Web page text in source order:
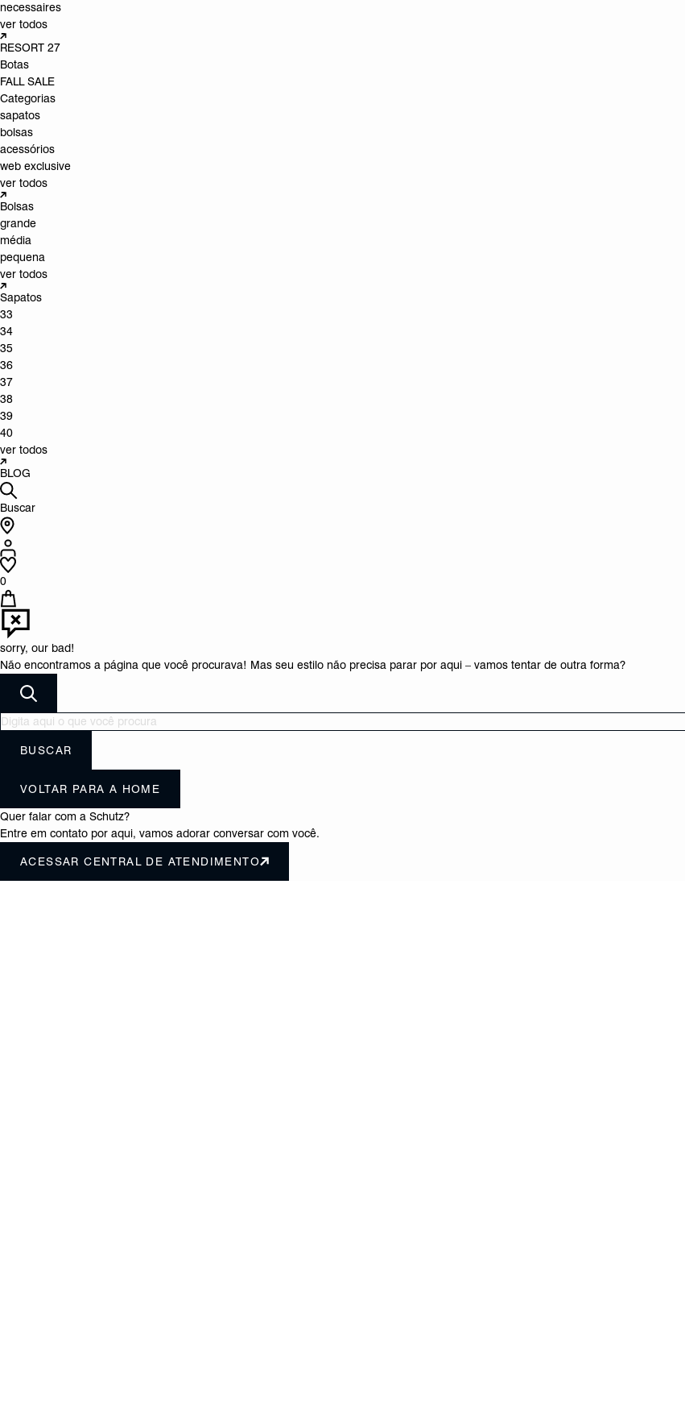
necessaires
ver todos
RESORT 27
Botas
FALL SALE
Categorias
sapatos
bolsas
acessórios
web exclusive
ver todos
Bolsas
grande
média
pequena
ver todos
Sapatos
33
34
35
36
37
38
39
40
ver todos
BLOG
Buscar
0
sorry, our bad!
Não encontramos a página que você procurava! Mas seu estilo não precisa parar por aqui – vamos tentar de outra forma?
BUSCAR
VOLTAR PARA A HOME
Quer falar com a Schutz?
Entre em contato por aqui, vamos adorar conversar com você.
ACESSAR CENTRAL DE ATENDIMENTO